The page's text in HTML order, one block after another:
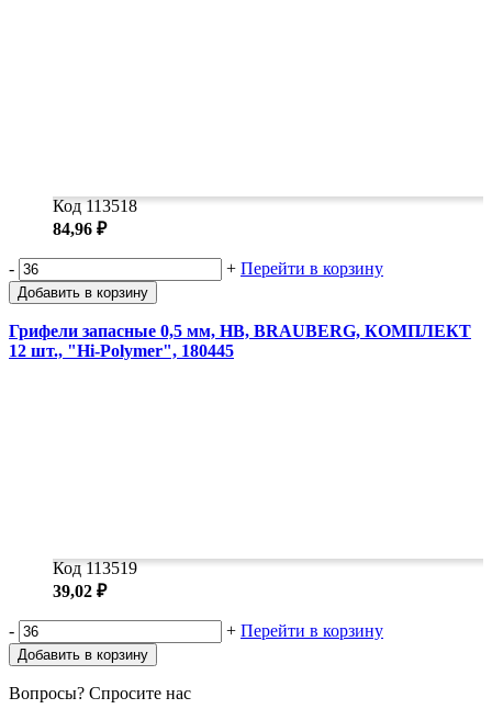
Код 113518
84,96 ₽
- + Перейти в корзину
Добавить в корзину
Грифели запасные 0,5 мм, HB, BRAUBERG, КОМПЛЕКТ
12 шт., "Hi-Polymer", 180445
Код 113519
39,02 ₽
- + Перейти в корзину
Добавить в корзину
Вопросы? Спросите нас